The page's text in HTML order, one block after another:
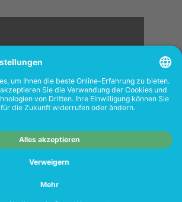
<
FOLGEN SIE UNS
richtet sich nicht an Wiederverkäufer.
www.tonerhersteller.de